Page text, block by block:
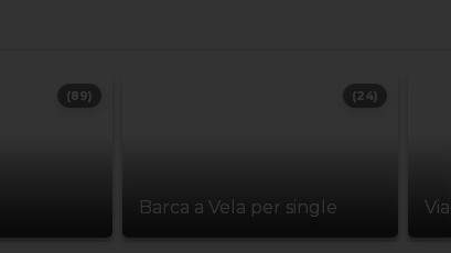
(89)
Barca a Vela per single
(24)